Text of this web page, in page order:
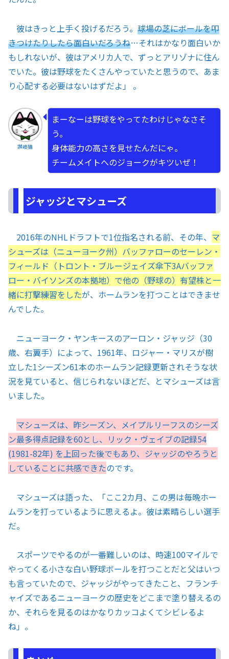
彼はきっと上手く投げるだろう。 球場の芝にボールを叩
きつけたりしたら面白いだろうね…それはかなり面白いか
もしれないが、彼はアメリカ人で、ずっとアリゾナに住ん
でいた。彼は野球をたくさんやっていたと思うので、あま
り心配する必要はないはずだよ」 。
讃岐猫
まーなーは野球をやってたわけじゃなさそ
う。
身体能力の高さを見せたんだにゃ。
チームメイトへのジョークがキツいぜ！
ジャッジとマシューズ
2016年のNHLドラフトで1位指名される前、その年、 マ
シューズは（ニューヨーク州）バッファローのセーレン・
フィールド（トロント・ブルージェイズ傘下3Aバッファ
ロー・バイソンズの本拠地）で他の（野球の）有望株と一
緒に打撃練習をしたが、ホームランを打つことはできませ
んでした。
ニューヨーク・ヤンキースのアーロン・ジャッジ（30
歳、右翼手）によって、1961年、ロジャー・マリスが樹
立した1シーズン61本のホームラン記録更新されそうな状
況を見ていると、信じられないほどだ、とマシューズは言
いました。
マシューズは、昨シーズン、メイプルリーフスのシーズ
ン最多得点記録を60とし、リック・ヴェイブの記録54
(1981-82年) を上回った後でもあり、ジャッジのやろうと
していることに共感できたのです。
マシューズは語った、「ここ2カ月、この男は毎晩ホー
ムランを打っているように思えるよ。彼は素晴らしい選手
だ。
スポーツでやるのが一番難しいのは、時速100マイルで
やってくる小さな白い野球ボールを打つことだと父はいつ
も言っていたので、ジャッジがやってきたこと、フランチ
ャイズであるニューヨークの歴史をどこまで塗り替えるの
か、それらを見るのはかなりカッコよくてシビレるよ
ね」。